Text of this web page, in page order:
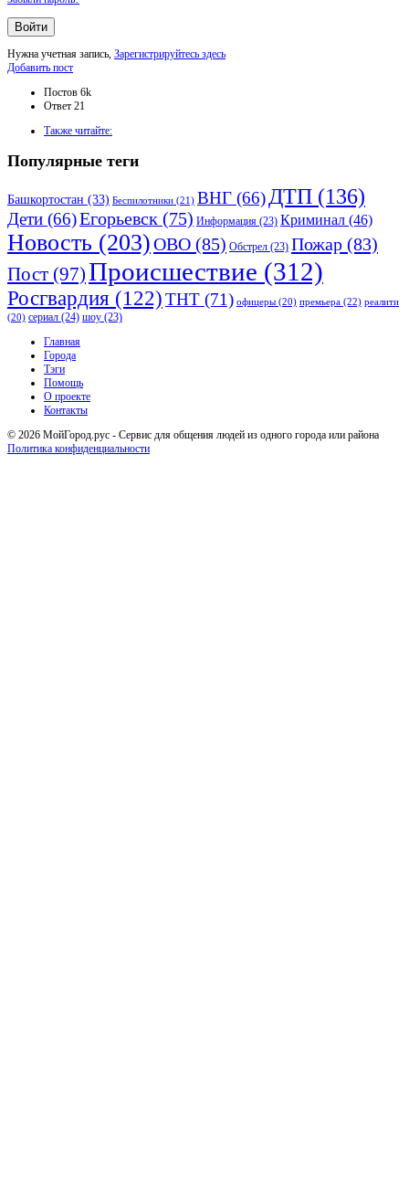
Нужна учетная запись, Зарегистрируйтесь здесь
Боковая
Добавить пост
Статистика
Постов 6k
Ответ 21
Также читайте:
Популярные теги
Башкортостан (33) Беспилотники (21) ВНГ (66) ДТП (136)
Дети (66)Егорьевск (75) Информация (23) Криминал (46)
Новость (203)ОВО (85) Обстрел (23) Пожар (83)
Пост (97)Происшествие (312)
Росгвардия (122)ТНТ (71) офицеры (20) премьера (22) реалити
(20) сериал (24) шоу (23)
Исследовать
Главная
Города
Тэги
Помощь
О проекте
Контакты
© 2026 МойГород.рус - Cервис для общения людей из одного города или района
Политика конфиденциальности